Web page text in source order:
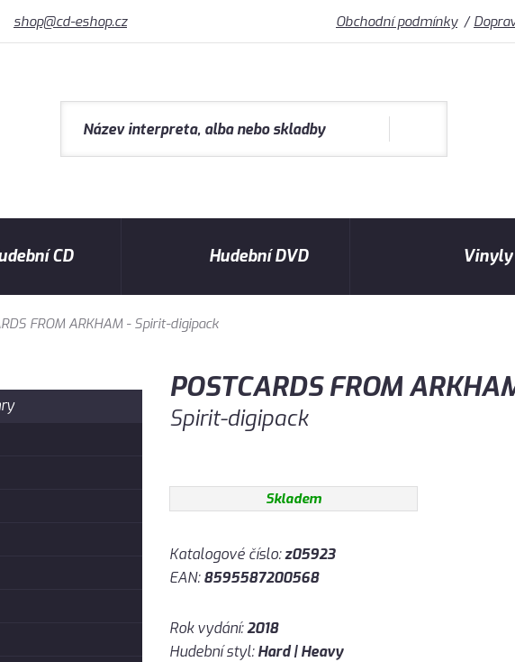
shop@cd-eshop.cz Obchodní podmínky
CD Hudební DVD Vinyly
FROM ARKHAM - Spirit-digipack
POSTCARDS FROM
Spirit-digipack
Skladem
Katalogové číslo:z05923
EAN:8595587200568
Rok vydání:2018
Hudební styl:Hard | Heavy